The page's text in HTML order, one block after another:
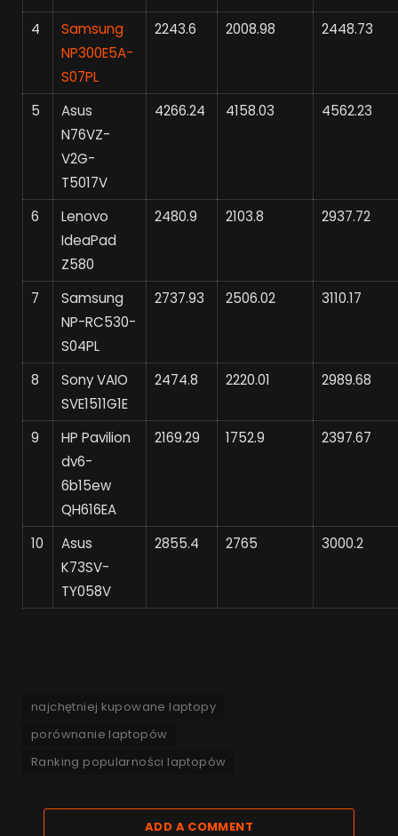
4
Samsung
NP300E5A-
S07PL
2243.6 2008.98 2448.73
5
Asus
N76VZ-
V2G-
T5017V
4266.24 4158.03 4562.23
6
Lenovo
IdeaPad
Z580
2480.9 2103.8 2937.72
7
Samsung
NP-RC530-
S04PL
2737.93 2506.02 3110.17
8
Sony VAIO
SVE1511G1E
2474.8 2220.01 2989.68
9
HP Pavilion
dv6-
6b15ew
QH616EA
2169.29 1752.9 2397.67
10
Asus
K73SV-
TY058V
2855.4 2765 3000.2
najchętniej kupowane laptopy
porównanie laptopów
Ranking popularności laptopów
ADD A COMMENT